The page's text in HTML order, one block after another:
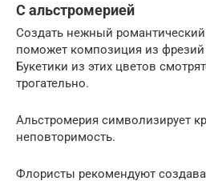
С альстромерией
Создать нежный
поможет композиция из фрезий
Букетики из этих цветов
трогательно.
Альстромерия символизирует
неповторимость.
Флористы рекомендуют